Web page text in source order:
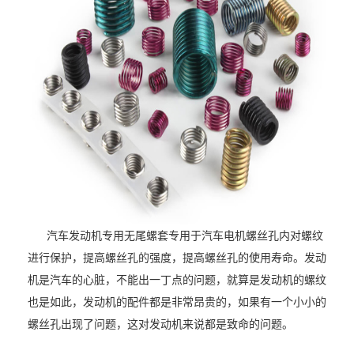
汽车发动机专用无尾螺套专用于汽车电机螺丝孔内对螺纹
进行保护，提高螺丝孔的强度，提高螺丝孔的使用寿命。发动
机是汽车的心脏，不能出一丁点的问题，就算是发动机的螺纹
也是如此，发动机的配件都是非常昂贵的，如果有一个小小的
螺丝孔出现了问题，这对发动机来说都是致命的问题。